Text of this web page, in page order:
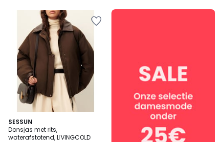
SESSUN
Donsjas met rits,
waterafstotend, LIVINGCOLD
Onze